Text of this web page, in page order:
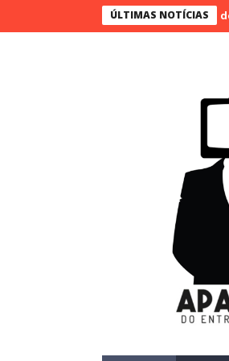
ÚLTIMAS NOTÍCIAS
Brasil"; confira os números do último